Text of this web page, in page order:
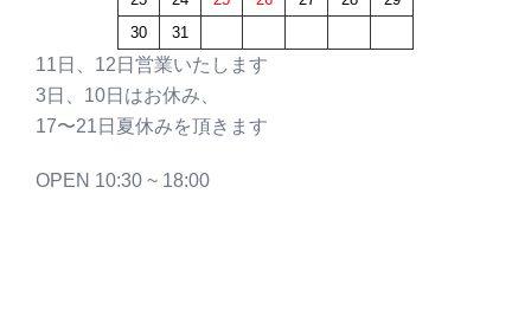
30
31
11日、12日営業いたします
3日、10日はお休み、
17〜21日夏休みを頂きます
OPEN 10:30 ~ 18:00